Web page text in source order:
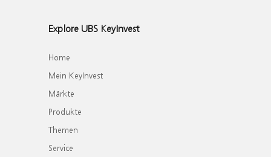
Explore UBS KeyInvest
Home
Mein KeyInvest
Märkte
Produkte
Themen
Service